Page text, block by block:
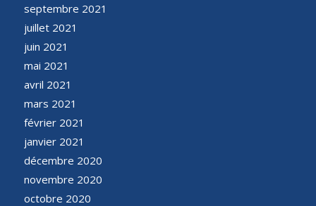
septembre 2021
juillet 2021
juin 2021
mai 2021
avril 2021
mars 2021
février 2021
janvier 2021
décembre 2020
novembre 2020
octobre 2020